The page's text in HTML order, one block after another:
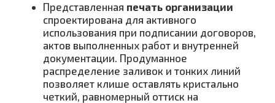
Представленная печать организации
спроектирована для активного
использования при подписании договоров,
актов выполненных работ и внутренней
документации. Продуманное
распределение заливок и тонких линий
позволяет клише оставлять кристально
четкий, равномерный оттиск на